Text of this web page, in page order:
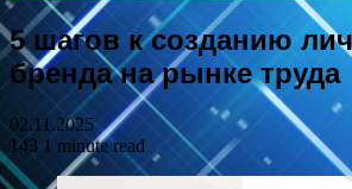
for
5 шагов к созданию
бренда на рынке труда
02.11.2025
143 1 minute read